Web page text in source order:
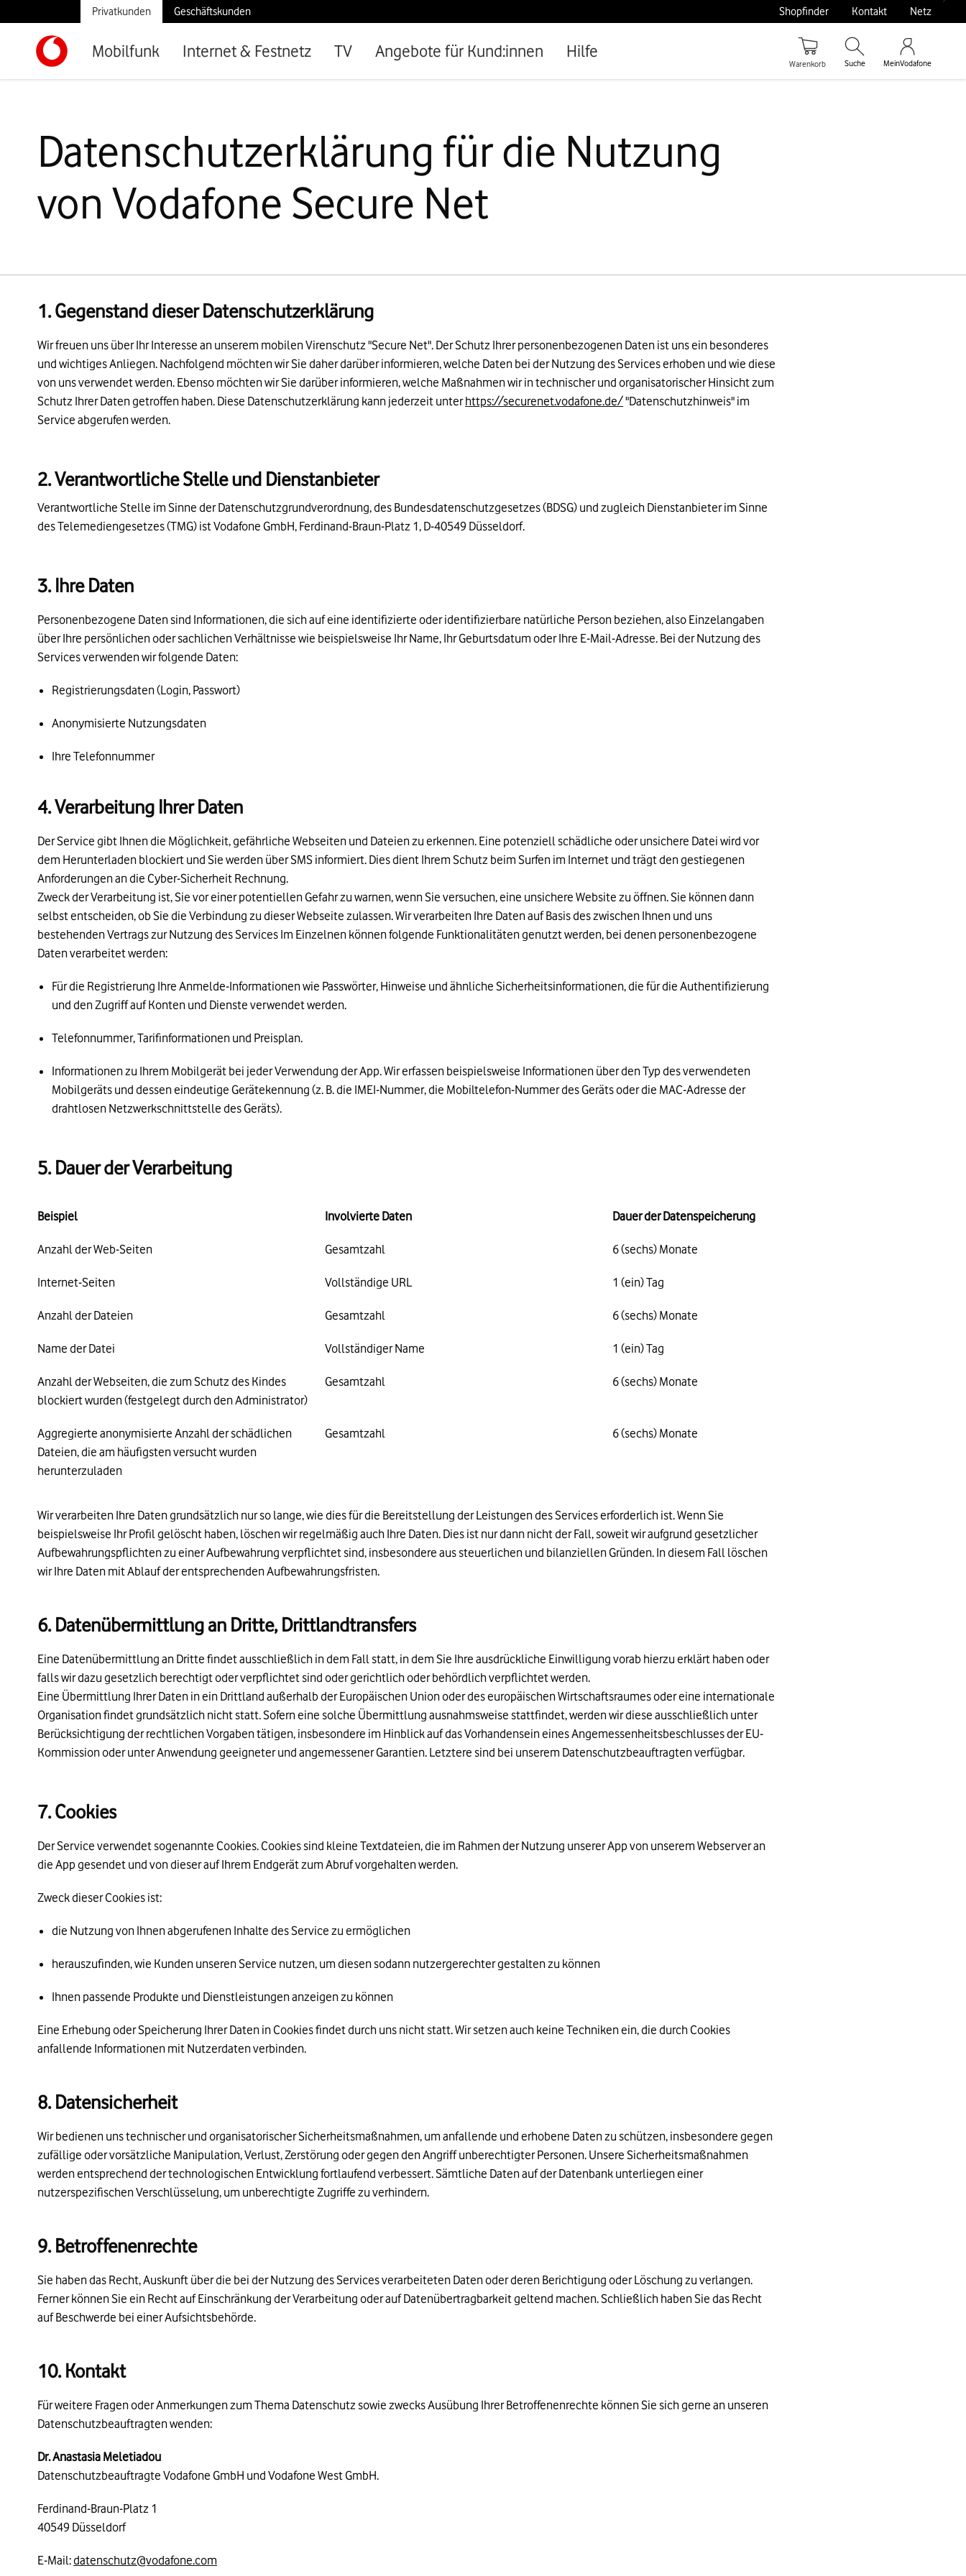
Warenkorb Suche MeinVodafone
Mobilfunk Internet & Festnetz TV Angebote für Kund:innen Hilfe
Privatkunden Geschäftskunden Shopfinder Kontakt Netz
Datenschutzerklärung für die Nutzung
von Vodafone Secure Net
1. Gegenstand dieser Datenschutzerklärung
Wir freuen uns über Ihr Interesse an unserem mobilen Virenschutz "Secure Net". Der Schutz Ihrer personenbezogenen Daten ist uns ein besonderes
und wichtiges Anliegen. Nachfolgend möchten wir Sie daher darüber informieren, welche Daten bei der Nutzung des Services erhoben und wie diese
von uns verwendet werden. Ebenso möchten wir Sie darüber informieren, welche Maßnahmen wir in technischer und organisatorischer Hinsicht zum
Schutz Ihrer Daten getroffen haben. Diese Datenschutzerklärung kann jederzeit unterhttps://securenet.vodafone.de/"Datenschutzhinweis" im
Service abgerufen werden.
2. Verantwortliche Stelle und Dienstanbieter
Verantwortliche Stelle im Sinne der Datenschutzgrundverordnung, des Bundesdatenschutzgesetzes (BDSG) und zugleich Dienstanbieter im Sinne
des Telemediengesetzes (TMG) ist Vodafone GmbH, Ferdinand-Braun-Platz 1, D-40549 Düsseldorf.
3. Ihre Daten
Personenbezogene Daten sind Informationen, die sich auf eine identifizierte oder identifizierbare natürliche Person beziehen, also Einzelangaben
über Ihre persönlichen oder sachlichen Verhältnisse wie beispielsweise Ihr Name, Ihr Geburtsdatum oder Ihre E-Mail-Adresse. Bei der Nutzung des
Services verwenden wir folgende Daten:
Registrierungsdaten (Login, Passwort)
Anonymisierte Nutzungsdaten
Ihre Telefonnummer
4. Verarbeitung Ihrer Daten
Der Service gibt Ihnen die Möglichkeit, gefährliche Webseiten und Dateien zu erkennen. Eine potenziell schädliche oder unsichere Datei wird vor
dem Herunterladen blockiert und Sie werden über SMS informiert. Dies dient Ihrem Schutz beim Surfen im Internet und trägt den gestiegenen
Anforderungen an die Cyber-Sicherheit Rechnung.
Zweck der Verarbeitung ist, Sie vor einer potentiellen Gefahr zu warnen, wenn Sie versuchen, eine unsichere Website zu öffnen. Sie können dann
selbst entscheiden, ob Sie die Verbindung zu dieser Webseite zulassen. Wir verarbeiten Ihre Daten auf Basis des zwischen Ihnen und uns
bestehenden Vertrags zur Nutzung des Services Im Einzelnen können folgende Funktionalitäten genutzt werden, bei denen personenbezogene
Daten verarbeitet werden:
Für die Registrierung Ihre Anmelde-Informationen wie Passwörter, Hinweise und ähnliche Sicherheitsinformationen, die für die Authentifizierung
und den Zugriff auf Konten und Dienste verwendet werden.
Telefonnummer, Tarifinformationen und Preisplan.
Informationen zu Ihrem Mobilgerät bei jeder Verwendung der App. Wir erfassen beispielsweise Informationen über den Typ des verwendeten
Mobilgeräts und dessen eindeutige Gerätekennung (z. B. die IMEI-Nummer, die Mobiltelefon-Nummer des Geräts oder die MAC-Adresse der
drahtlosen Netzwerkschnittstelle des Geräts).
5. Dauer der Verarbeitung
Beispiel Involvierte Daten Dauer der Datenspeicherung
Anzahl der Web-Seiten Gesamtzahl 6 (sechs) Monate
Internet-Seiten Vollständige URL 1 (ein) Tag
Anzahl der Dateien Gesamtzahl 6 (sechs) Monate
Name der Datei VollständigerName 1 (ein) Tag
Anzahl der Webseiten, die zum Schutz des Kindes
blockiert wurden (festgelegt durch den Administrator)
Gesamtzahl 6 (sechs) Monate
Aggregierte anonymisierte Anzahl der schädlichen
Dateien, die am häufigsten versucht wurden
herunterzuladen
Gesamtzahl 6 (sechs) Monate
Wir verarbeiten Ihre Daten grundsätzlich nur so lange, wie dies für die Bereitstellung der Leistungen des Services erforderlich ist. Wenn Sie
beispielsweise Ihr Profil gelöscht haben, löschen wir regelmäßig auch Ihre Daten. Dies ist nur dann nicht der Fall, soweit wir aufgrund gesetzlicher
Aufbewahrungspflichten zu einer Aufbewahrung verpflichtet sind, insbesondere aus steuerlichen und bilanziellen Gründen. In diesem Fall löschen
wir Ihre Daten mit Ablauf der entsprechenden Aufbewahrungsfristen.
6. Datenübermittlung an Dritte, Drittlandtransfers
Eine Datenübermittlung an Dritte findet ausschließlich in dem Fall statt, in dem Sie Ihre ausdrückliche Einwilligung vorab hierzu erklärt haben oder
falls wir dazu gesetzlich berechtigt oder verpflichtet sind oder gerichtlich oder behördlich verpflichtet werden.
Eine Übermittlung Ihrer Daten in ein Drittland außerhalb der Europäischen Union oder des europäischen Wirtschaftsraumes oder eine internationale
Organisation findet grundsätzlich nicht statt. Sofern eine solche Übermittlung ausnahmsweise stattfindet, werden wir diese ausschließlich unter
Berücksichtigung der rechtlichen Vorgaben tätigen, insbesondere im Hinblick auf das Vorhandensein eines Angemessenheitsbeschlusses der EU-
Kommission oder unter Anwendung geeigneter und angemessener Garantien. Letztere sind bei unserem Datenschutzbeauftragten verfügbar.
7. Cookies
Der Service verwendet sogenannte Cookies. Cookies sind kleine Textdateien, die im Rahmen der Nutzung unserer App von unserem Webserver an
die App gesendet und von dieser auf Ihrem Endgerät zum Abruf vorgehalten werden.
Zweck dieser Cookies ist:
die Nutzung von Ihnen abgerufenen Inhalte des Service zu ermöglichen
herauszufinden, wie Kunden unseren Service nutzen, um diesen sodann nutzergerechter gestalten zu können
Ihnen passende Produkte und Dienstleistungen anzeigen zu können
Eine Erhebung oder Speicherung Ihrer Daten in Cookies findet durch uns nicht statt. Wir setzen auch keine Techniken ein, die durch Cookies
anfallende Informationen mit Nutzerdaten verbinden.
8. Datensicherheit
Wir bedienen uns technischer und organisatorischer Sicherheitsmaßnahmen, um anfallende und erhobene Daten zu schützen, insbesondere gegen
zufällige oder vorsätzliche Manipulation, Verlust, Zerstörung oder gegen den Angriff unberechtigter Personen. Unsere Sicherheitsmaßnahmen
werden entsprechend der technologischen Entwicklung fortlaufend verbessert. Sämtliche Daten auf der Datenbank unterliegen einer
nutzerspezifischen Verschlüsselung, um unberechtigte Zugriffe zu verhindern.
9. Betroffenenrechte
Sie haben das Recht, Auskunft über die bei der Nutzung des Services verarbeiteten Daten oder deren Berichtigung oder Löschung zu verlangen.
Ferner können Sie ein Recht auf Einschränkung der Verarbeitung oder auf Datenübertragbarkeit geltend machen. Schließlich haben Sie das Recht
auf Beschwerde bei einer Aufsichtsbehörde.
10. Kontakt
Für weitere Fragen oder Anmerkungen zum Thema Datenschutz sowie zwecks Ausübung Ihrer Betroffenenrechte können Sie sich gerne an unseren
Datenschutzbeauftragten wenden:
Dr. Anastasia Meletiadou
Datenschutzbeauftragte Vodafone GmbH und Vodafone West GmbH.
Ferdinand-Braun-Platz 1
40549 Düsseldorf
E-Mail:datenschutz@vodafone.com